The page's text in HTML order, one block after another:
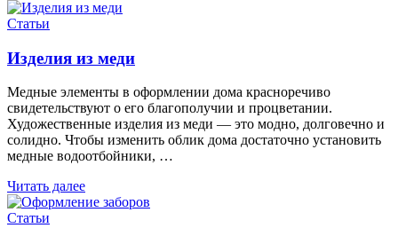
Статьи
Изделия из меди
Медные элементы в оформлении дома красноречиво
свидетельствуют о его благополучии и процветании.
Художественные изделия из меди — это модно, долговечно и
солидно. Чтобы изменить облик дома достаточно установить
медные водоотбойники, …
Читать далее
Статьи